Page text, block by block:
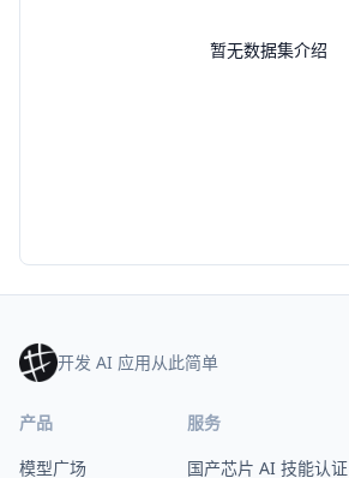
暂无数据集介绍
开发 AI 应用从此简单
产品
模型广场
服务
国产芯片 AI 技能认证